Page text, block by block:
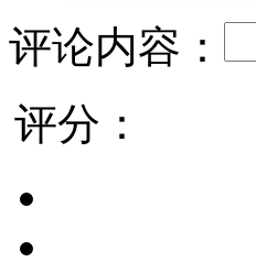
评论内容：
评分：